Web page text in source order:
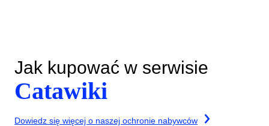
Jak kupować w serwisie
Catawiki
Dowiedz się więcej o naszej ochronie nabywców